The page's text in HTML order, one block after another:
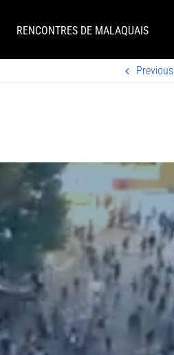
RENCONTRES DE MALAQUAIS
Previous